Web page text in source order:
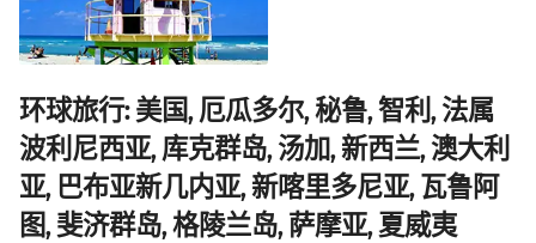
环球旅行: 美国, 厄瓜多尔, 秘鲁, 智利, 法属
波利尼西亚, 库克群岛, 汤加, 新西兰, 澳大利
亚, 巴布亚新几内亚, 新喀里多尼亚, 瓦鲁阿
图, 斐济群岛, 格陵兰岛, 萨摩亚, 夏威夷